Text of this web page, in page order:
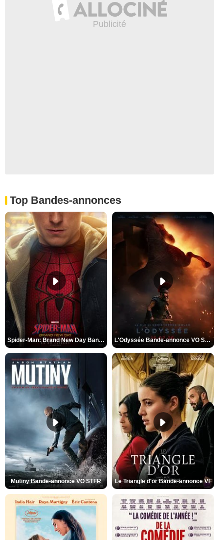
Top Bandes-annonces
Spider-Man: Brand New Day Bande-annonce VO STFR L'Odyssée Bande-annonce VO STFR
Mutiny Bande-annonce VO STFR Le Triangle d'or Bande-annonce VF